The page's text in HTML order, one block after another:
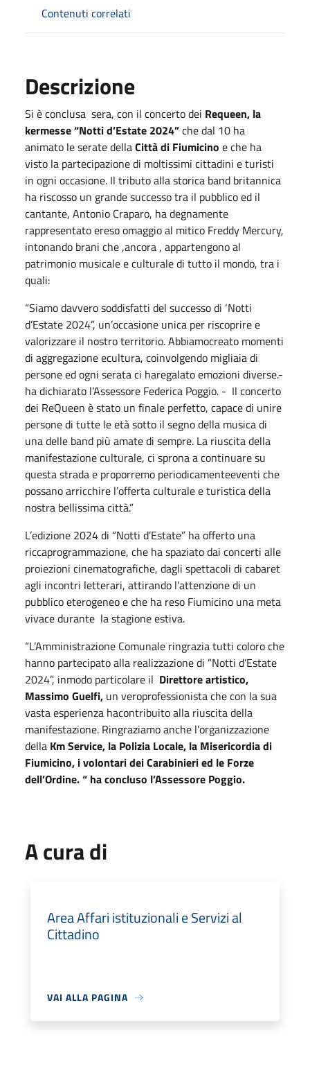
Contenuti correlati
Descrizione
Si è conclusa sera, con il concerto dei Requeen, la
kermesse “Notti d’Estate 2024”che dal 10 ha
animato le serate dellaCittà di Fiumicino e che ha
visto la partecipazione di moltissimi cittadini e turisti
in ogni occasione. Il tributo alla storica band britannica
ha riscosso un grande successo tra il pubblico ed il
cantante, Antonio Craparo, ha degnamente
rappresentato ereso omaggio al mitico Freddy Mercury,
intonando brani che ,ancora , appartengono al
patrimonio musicale e culturale di tutto il mondo, tra i
quali:
“Siamo davvero soddisfatti del successo di ‘Notti
d’Estate 2024”, un’occasione unica per riscoprire e
valorizzare il nostro territorio. Abbiamocreato momenti
di aggregazione ecultura, coinvolgendo migliaia di
persone ed ogni serata ci haregalato emozioni diverse.-
ha dichiarato l’Assessore Federica Poggio. - Il concerto
dei ReQueen è stato un finale perfetto, capace di unire
persone di tutte le età sotto il segno della musica di
una delle band più amate di sempre. La riuscita della
manifestazione culturale, ci sprona a continuare su
questa strada e proporremo periodicamenteeventi che
possano arricchire l’offerta culturale e turistica della
nostra bellissima città.”
L’edizione 2024 di “Notti d’Estate” ha offerto una
riccaprogrammazione, che ha spaziato dai concerti alle
proiezioni cinematografiche, dagli spettacoli di cabaret
agli incontri letterari, attirando l’attenzione di un
pubblico eterogeneo e che ha reso Fiumicino una meta
vivace durante la stagione estiva.
“L’Amministrazione Comunale ringrazia tutti coloro che
hanno partecipato alla realizzazione di ”Notti d’Estate
2024”, inmodo particolare il Direttore artistico,
Massimo Guelfi, un veroprofessionista che con la sua
vasta esperienza hacontribuito alla riuscita della
manifestazione. Ringraziamo anche l’organizzazione
della Km Service, la Polizia Locale, la Misericordia di
Fiumicino, i volontari dei Carabinieri ed le Forze
dell’Ordine. “ ha concluso l’Assessore Poggio.
A cura di
Area Affari istituzionali e Servizi al
Cittadino
VAI ALLA PAGINA